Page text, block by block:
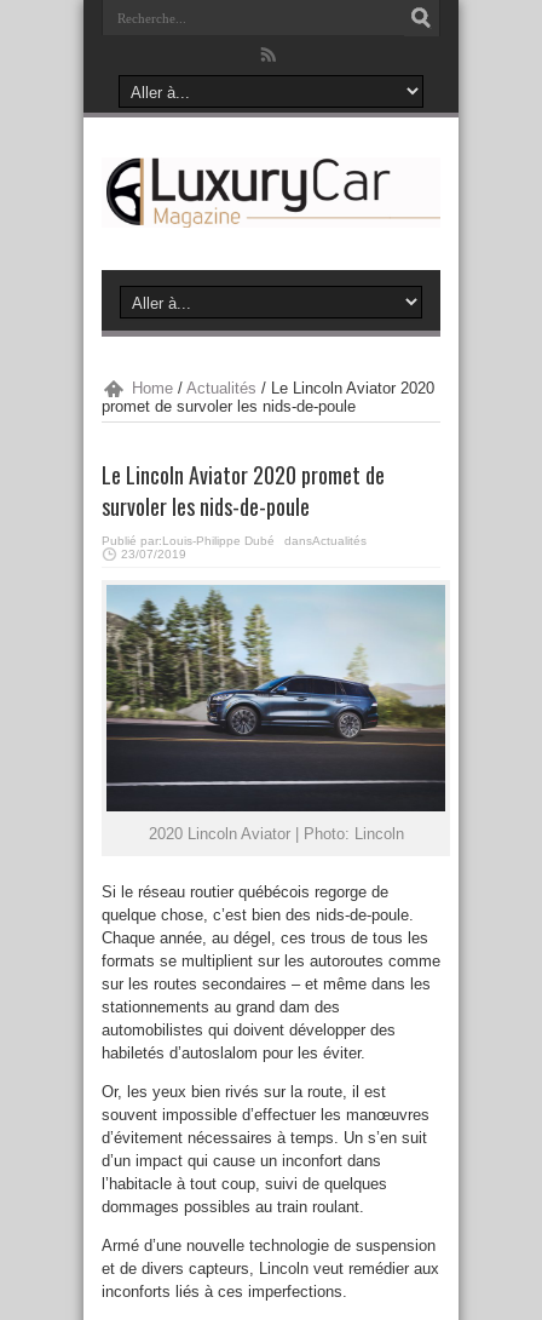
Home / Actualités / Le Lincoln Aviator 2020
promet de survoler les nids-de-poule
Le Lincoln Aviator 2020 promet de
survoler les nids-de-poule
Publié par: Louis-Philippe Dubé dansActualités
23/07/2019
2020 Lincoln Aviator | Photo: Lincoln
Si le réseau routier québécois regorge de
quelque chose, c’est bien des nids-de-poule.
Chaque année, au dégel, ces trous de tous les
formats se multiplient sur les autoroutes comme
sur les routes secondaires – et même dans les
stationnements au grand dam des
automobilistes qui doivent développer des
habiletés d’autoslalom pour les éviter.
Or, les yeux bien rivés sur la route, il est
souvent impossible d’effectuer les manœuvres
d’évitement nécessaires à temps. Un s’en suit
d’un impact qui cause un inconfort dans
l’habitacle à tout coup, suivi de quelques
dommages possibles au train roulant.
Armé d’une nouvelle technologie de suspension
et de divers capteurs, Lincoln veut remédier aux
inconforts liés à ces imperfections.